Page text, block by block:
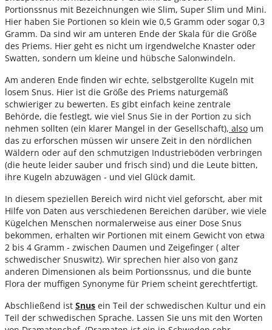
Portionssnus mit Bezeichnungen wie Slim, Super Slim und Mini.
Hier haben Sie Portionen so klein wie 0,5 Gramm oder sogar 0,3
Gramm. Da sind wir am unteren Ende der Skala für die Größe
des Priems. Hier geht es nicht um irgendwelche Knaster oder
Swatten, sondern um kleine und hübsche Salonwindeln.
Am anderen Ende finden wir echte, selbstgerollte Kugeln mit
losem Snus. Hier ist die Größe des Priems naturgemäß
schwieriger zu bewerten. Es gibt einfach keine zentrale
Behörde, die festlegt, wie viel Snus Sie in der Portion zu sich
nehmen sollten (ein klarer Mangel in der Gesellschaft), also um
das zu erforschen müssen wir unsere Zeit in den nördlichen
Wäldern oder auf den schmutzigen Industrieböden verbringen
(die heute leider sauber und frisch sind) und die Leute bitten,
ihre Kugeln abzuwägen - und viel Glück damit.
In diesem speziellen Bereich wird nicht viel geforscht, aber mit
Hilfe von Daten aus verschiedenen Bereichen darüber, wie viele
Kügelchen Menschen normalerweise aus einer Dose Snus
bekommen, erhalten wir Portionen mit einem Gewicht von etwa
2 bis 4 Gramm - zwischen Daumen und Zeigefinger ( alter
schwedischer Snuswitz). Wir sprechen hier also von ganz
anderen Dimensionen als beim Portionssnus, und die bunte
Flora der muffigen Synonyme für Priem scheint gerechtfertigt.
Abschließend ist Snus ein Teil der schwedischen Kultur und ein
Teil der schwedischen Sprache. Lassen Sie uns mit den Worten